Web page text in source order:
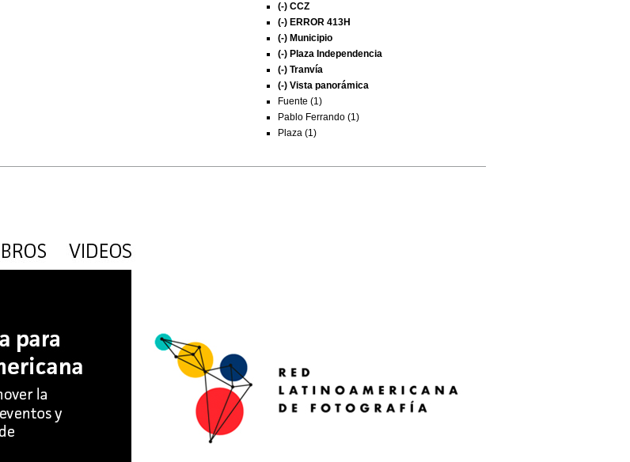
(-) CCZ
(-) ERROR 413H
(-) Municipio
(-) Plaza Independencia
(-) Tranvía
(-) Vista panorámica
Fuente (1)
Pablo Ferrando (1)
Plaza (1)